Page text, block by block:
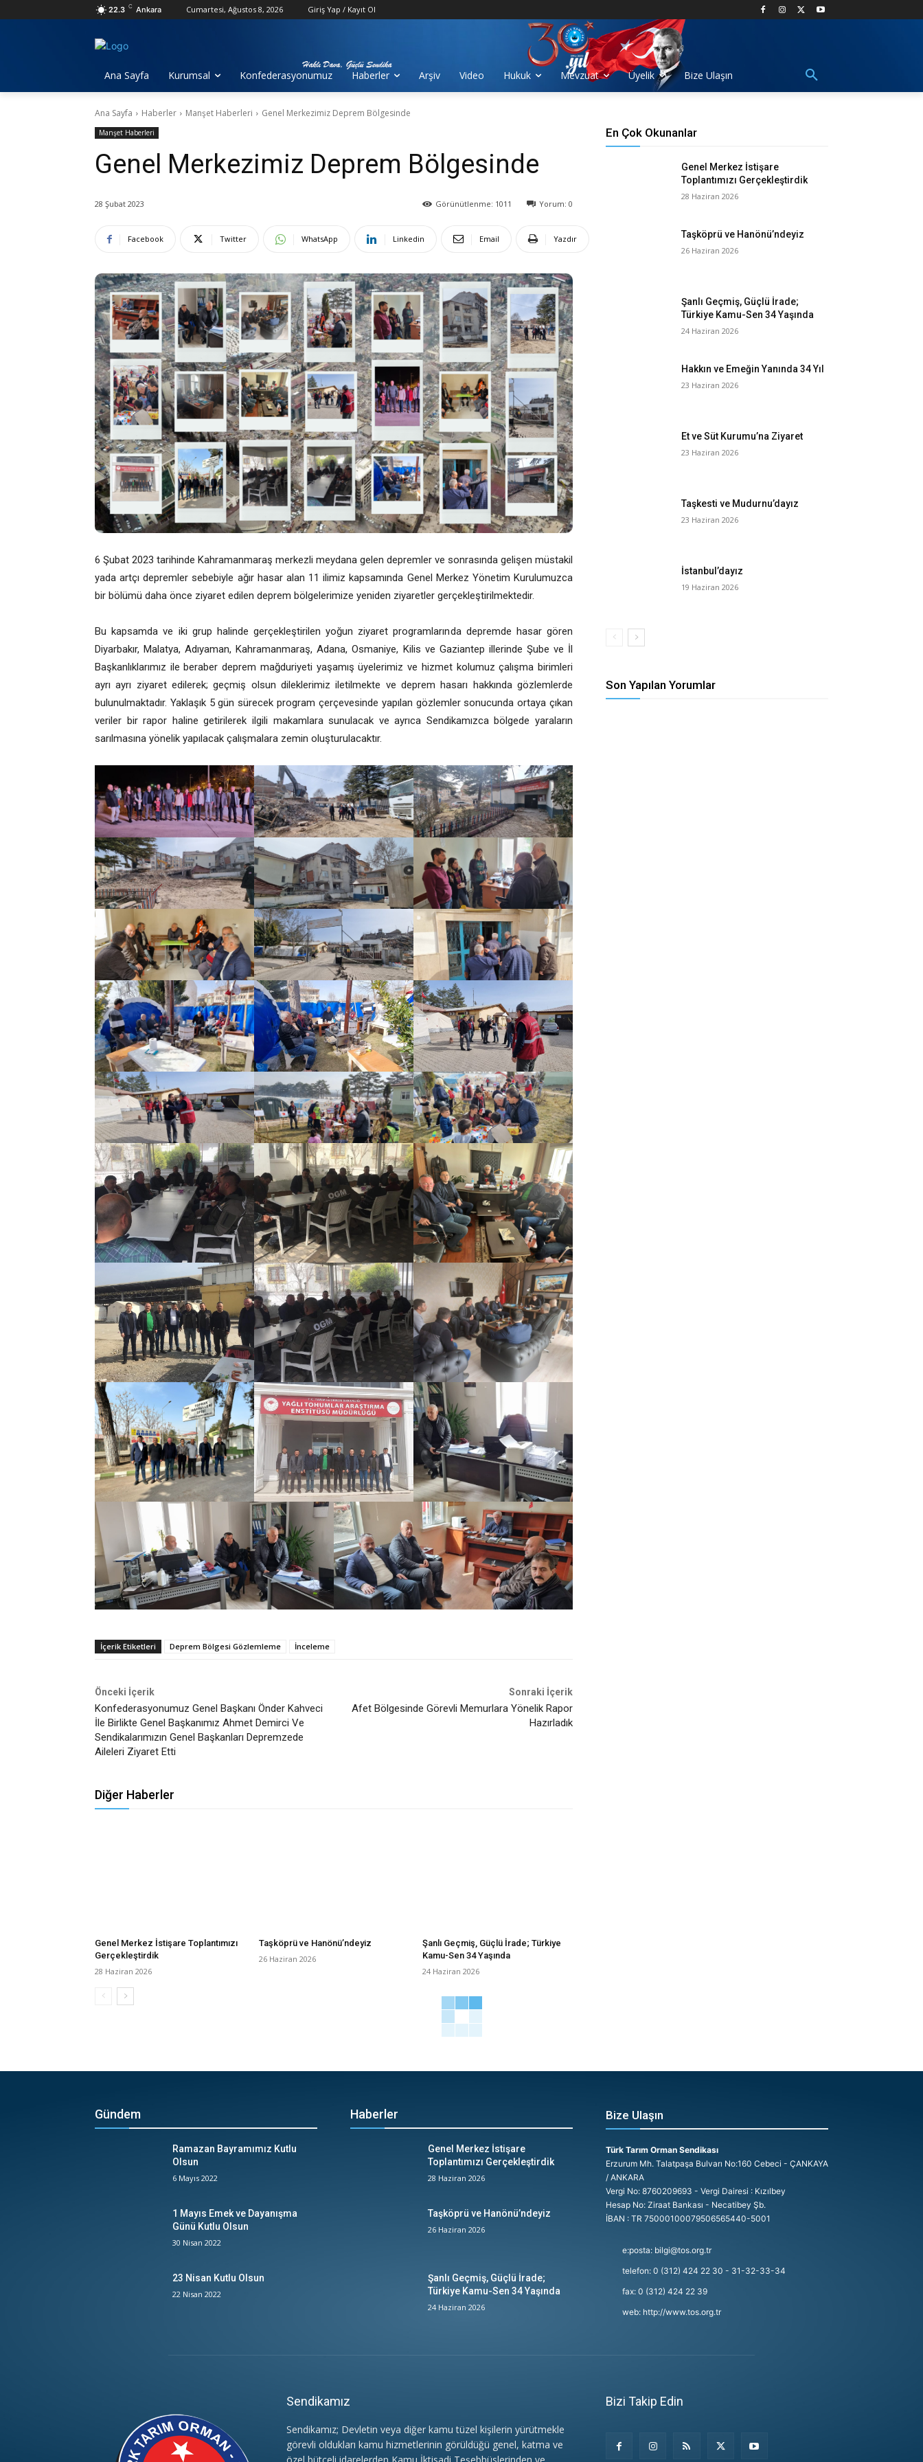
22.3 C Ankara Cumartesi, Ağustos 8, 2026 Giriş Yap / Kayıt Ol
Ana Sayfa Kurumsal Konfederasyonumuz Haberler Arşiv Video Hukuk Mevzuat Üyelik Bize Ulaşın
Ana Sayfa Haberler Manşet Haberleri Genel Merkezimiz Deprem Bölgesinde
Manşet Haberleri
Genel Merkezimiz Deprem Bölgesinde
28 Şubat 2023 Yorum: 0
Görünütlenme: 1011
Facebook Twitter WhatsApp Linkedin Email Yazdır
6 Şubat 2023 tarihinde Kahramanmaraş merkezli meydana gelen depremler ve sonrasında gelişen müstakil
yada artçı depremler sebebiyle ağır hasar alan 11 ilimiz kapsamında Genel Merkez Yönetim Kurulumuzca
bir bölümü daha önce ziyaret edilen deprem bölgelerimize yeniden ziyaretler gerçekleştirilmektedir.
Bu kapsamda ve iki grup halinde gerçekleştirilen yoğun ziyaret programlarında depremde hasar gören
Diyarbakır, Malatya, Adıyaman, Kahramanmaraş, Adana, Osmaniye, Kilis ve Gaziantep illerinde Şube ve İl
Başkanlıklarımız ile beraber deprem mağduriyeti yaşamış üyelerimiz ve hizmet kolumuz çalışma birimleri
ayrı ayrı ziyaret edilerek; geçmiş olsun dileklerimiz iletilmekte ve deprem hasarı hakkında gözlemlerde
bulunulmaktadır. Yaklaşık 5 gün sürecek program çerçevesinde yapılan gözlemler sonucunda ortaya çıkan
veriler bir rapor haline getirilerek ilgili makamlara sunulacak ve ayrıca Sendikamızca bölgede yaraların
sarılmasına yönelik yapılacak çalışmalara zemin oluşturulacaktır.
İçerik Etiketleri Deprem Bölgesi Gözlemleme İnceleme
Önceki İçerik
Konfederasyonumuz Genel Başkanı Önder Kahveci
İle Birlikte Genel Başkanımız Ahmet Demirci Ve
Sendikalarımızın Genel Başkanları Depremzede
Aileleri Ziyaret Etti
Sonraki İçerik
Afet Bölgesinde Görevli Memurlara Yönelik Rapor
Hazırladık
Diğer Haberler
Genel Merkez İstişare Toplantımızı
Gerçekleştirdik
28 Haziran 2026
Taşköprü ve Hanönü’ndeyiz
26 Haziran 2026
Şanlı Geçmiş, Güçlü İrade; Türkiye
Kamu-Sen 34 Yaşında
24 Haziran 2026
En Çok Okunanlar
Genel Merkez İstişare
Toplantımızı Gerçekleştirdik
28 Haziran 2026
Taşköprü ve Hanönü’ndeyiz
26 Haziran 2026
Şanlı Geçmiş, Güçlü İrade;
Türkiye Kamu-Sen 34 Yaşında
24 Haziran 2026
Hakkın ve Emeğin Yanında 34 Yıl
23 Haziran 2026
Et ve Süt Kurumu’na Ziyaret
23 Haziran 2026
Taşkesti ve Mudurnu’dayız
23 Haziran 2026
İstanbul’dayız
19 Haziran 2026
Son Yapılan Yorumlar
Gündem
Ramazan Bayramımız Kutlu
Olsun
6 Mayıs 2022
1 Mayıs Emek ve Dayanışma
Günü Kutlu Olsun
30 Nisan 2022
23 Nisan Kutlu Olsun
22 Nisan 2022
Haberler
Genel Merkez İstişare
Toplantımızı Gerçekleştirdik
28 Haziran 2026
Taşköprü ve Hanönü’ndeyiz
26 Haziran 2026
Şanlı Geçmiş, Güçlü İrade;
Türkiye Kamu-Sen 34 Yaşında
24 Haziran 2026
Bize Ulaşın
Türk Tarım Orman Sendikası
Erzurum Mh. Talatpaşa Bulvarı No:160 Cebeci - ÇANKAYA
/ ANKARA
Vergi No: 8760209693 - Vergi Dairesi : Kızılbey
Hesap No: Ziraat Bankası - Necatibey Şb.
İBAN : TR 75000100079506565440-5001
e:posta: bilgi@tos.org.tr
telefon: 0 (312) 424 22 30 - 31-32-33-34
fax: 0 (312) 424 22 39
web: http://www.tos.org.tr
Sendikamız
Sendikamız; Devletin veya diğer kamu tüzel kişilerin yürütmekle
görevli oldukları kamu hizmetlerinin görüldüğü genel, katma ve
Bizi Takip Edin